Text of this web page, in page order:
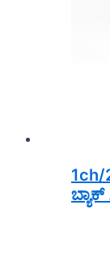
ಬ್ಯಾಕ್